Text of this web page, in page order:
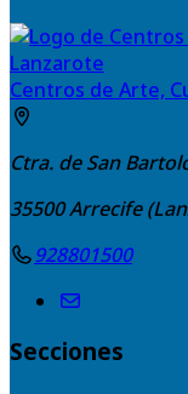
Centros de Arte,
Ctra. de San
35500Arrecife
928801500
Secciones